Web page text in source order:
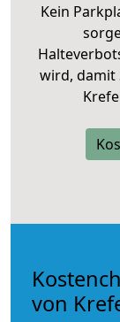
Kein
wird, damit
von